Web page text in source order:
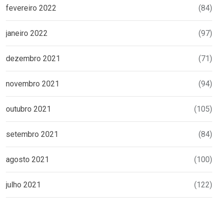
fevereiro 2022 (84)
janeiro 2022 (97)
dezembro 2021 (71)
novembro 2021 (94)
outubro 2021 (105)
setembro 2021 (84)
agosto 2021 (100)
julho 2021 (122)